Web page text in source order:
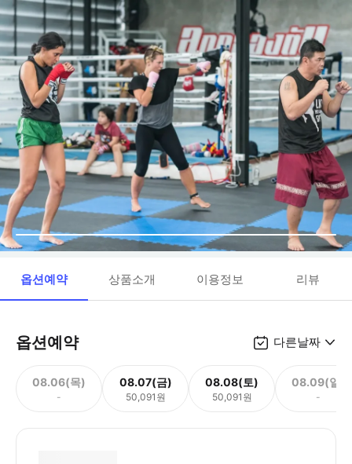
옵션예약 상품소개 이용정보 리뷰
옵션예약 다른날짜
08.06(목)
-
08.07(금)
50,091원
08.08(토)
50,091원
08.09(일)
-